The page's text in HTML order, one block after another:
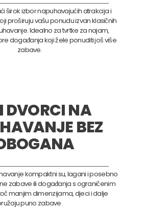
širok izbor napuhavajućih atrakcija i
proširuju vašu ponudu izvan klasičnih
Idealno za tvrtke za najam,
događanja koji žele ponuditi još više
zabave.
DVORCI NA
BEZ
kompaktni su, lagani i posebno
zabave ili događanja s ograničenim
manjim dimenzijama, djeci i dalje
puno zabave.